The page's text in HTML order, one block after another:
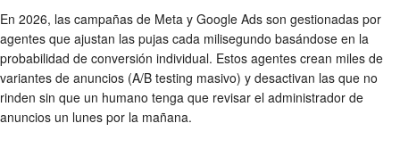
En 2026, las campañas de Meta y Google Ads son gestionadas por
agentes que ajustan las pujas cada milisegundo basándose en la
probabilidad de conversión individual. Estos agentes crean miles de
variantes de anuncios (A/B testing masivo) y desactivan las que no
rinden sin que un humano tenga que revisar el administrador de
anuncios un lunes por la mañana.